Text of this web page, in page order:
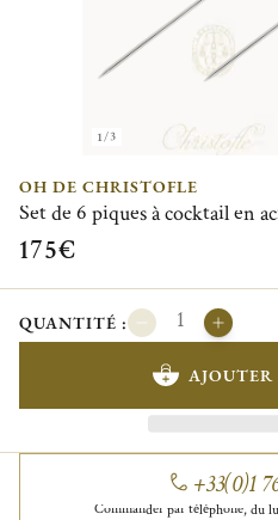
1/3
OH DE CHRISTOFLE
Set de 6 piques à cocktail en
175€
QUANTITÉ :
+33(0)1
Commander par téléphone, du